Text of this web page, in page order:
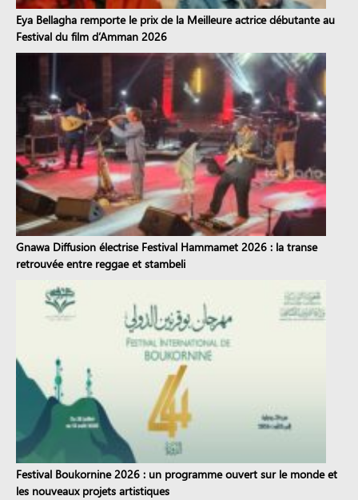
Eya Bellagha remporte le prix de la Meilleure actrice débutante au
Festival du film d’Amman 2026
Gnawa Diffusion électrise Festival Hammamet 2026 : la transe
retrouvée entre reggae et stambeli
Festival Boukornine 2026 : un programme ouvert sur le monde et
les nouveaux projets artistiques